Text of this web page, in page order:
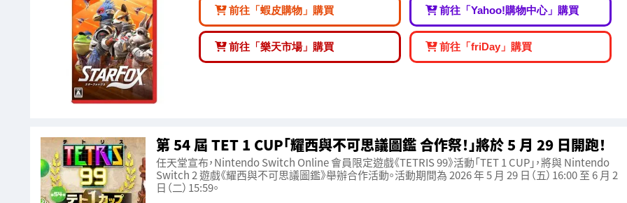
前往「蝦皮購物」購買 前往「Yahoo!購物中心」購買
前往「樂天市場」購買 前往「friDay」購買
第 54 屆 TET 1 CUP「耀西與不可思議圖鑑 合作祭！」將於 5 月 29 日開跑！
任天堂宣布，Nintendo Switch Online 會員限定遊戲《TETRIS 99》活動「TET 1 CUP」，將與 Nintendo
Switch 2 遊戲《耀西與不可思議圖鑑》舉辦合作活動。活動期間為 2026 年 5 月 29 日（五）16:00 至 6 月 2
日（二）15:59。